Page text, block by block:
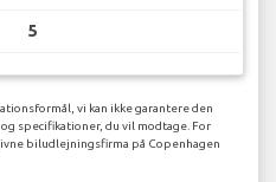
5
vi kan ikke garantere den
specifikationer, du vil modtage. For
biludlejningsfirma på Copenhagen